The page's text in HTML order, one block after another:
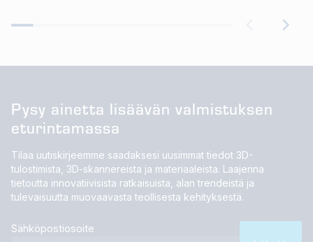
Pysy ainetta lisäävän valmistuksen
eturintamassa
Tilaa uutiskirjeemme saadaksesi uusimmat tiedot 3D-
tulostimista, 3D-skannereista ja materiaaleista. Laajenna
tietoutta innovatiivisista ratkaisuista, alan trendeistä ja
tulevaisuutta muovaavasta teollisesta kehityksestä.
Sähköpostiosoite